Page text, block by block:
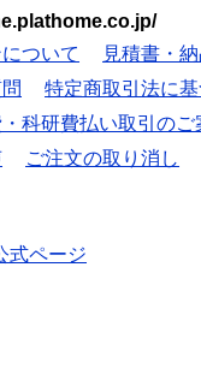
ついて
見積書・
特定商取引法に
科研費払い取引のご
ご注文の取り消し
式ページ